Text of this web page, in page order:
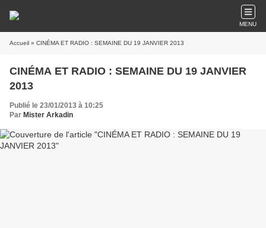
MENU
Accueil » CINÉMA ET RADIO : SEMAINE DU 19 JANVIER 2013
CINÉMA ET RADIO : SEMAINE DU 19 JANVIER
2013
Publié le 23/01/2013 à 10:25
Par Mister Arkadin